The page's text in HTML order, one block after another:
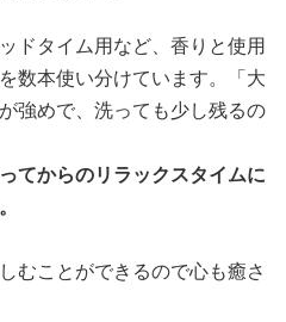
ドタイム用など、香りと使用
数本使い分けています。「大
強めで、洗っても少し残るの
てからのリラックスタイムに
むことができるので心も癒さ